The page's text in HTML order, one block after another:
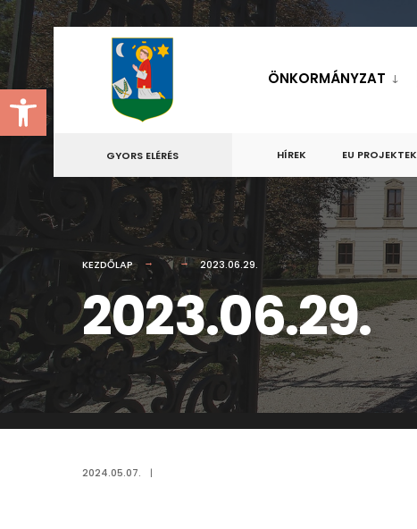
Eszköztár megnyitása
content
ÖNKORMÁNYZAT
GYORS ELÉRÉS HÍREK EU PROJEKTEK
KEZDŐLAP 2023.06.29.
2023.06.29.
2024.05.07. |